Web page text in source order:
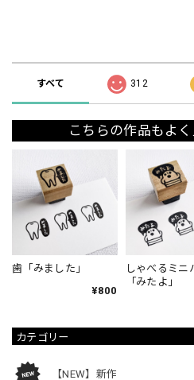
カテゴリー
【NEW】新作
すべて 312
こちらの作品もよ
歯「みました」
¥800
しゃべるミニ
「みたよ」